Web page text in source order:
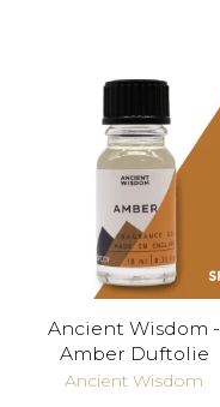
Ancient Wisdom -
Amber Duftolie
Ancient Wisdom